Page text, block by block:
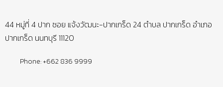
44 หมู่ที่ 4 ปาก ซอย แจ้งวัฒนะ-ปากเกร็ด 24 ตำบล ปากเกร็ด อำเภอ
ปากเกร็ด นนทบุรี 11120
Phone: +662 836 9999